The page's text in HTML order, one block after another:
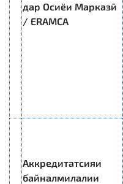
дар Осиёи Марказӣ
/ ERAMCA
Аккредитатсияи
байналмилалии